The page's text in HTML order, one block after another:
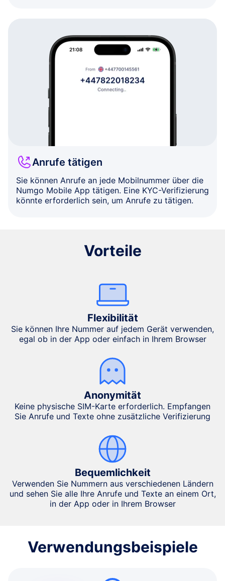
Anrufe tätigen
Sie können Anrufe an jede Mobilnummer über die
Numgo Mobile App tätigen. Eine KYC-Verifizierung
könnte erforderlich sein, um Anrufe zu tätigen.
Vorteile
Flexibilität
Sie können Ihre Nummer auf jedem Gerät verwenden,
egal ob in der App oder einfach in Ihrem Browser
Anonymität
Keine physische SIM-Karte erforderlich. Empfangen
Sie Anrufe und Texte ohne zusätzliche Verifizierung
Bequemlichkeit
Verwenden Sie Nummern aus verschiedenen Ländern
und sehen Sie alle Ihre Anrufe und Texte an einem Ort,
in der App oder in Ihrem Browser
Verwendungsbeispiele